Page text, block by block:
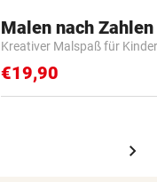
Kreativer Malspaß für Kinder
€19,90
chevron_right